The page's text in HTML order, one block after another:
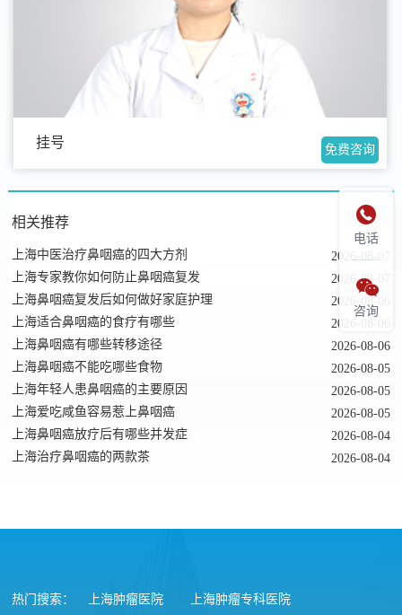
免费咨询
挂号
相关推荐
2026-08-07
上海中医治疗鼻咽癌的四大方剂
2026-08-07
上海专家教你如何防止鼻咽癌复发
2026-08-06
上海鼻咽癌复发后如何做好家庭护理
2026-08-06
上海适合鼻咽癌的食疗有哪些
2026-08-06
上海鼻咽癌有哪些转移途径
2026-08-05
上海鼻咽癌不能吃哪些食物
2026-08-05
上海年轻人患鼻咽癌的主要原因
2026-08-05
上海爱吃咸鱼容易惹上鼻咽癌
2026-08-04
上海鼻咽癌放疗后有哪些并发症
2026-08-04
上海治疗鼻咽癌的两款茶
热门搜索： 上海肿瘤医院 上海肿瘤专科医院

电话

咨询